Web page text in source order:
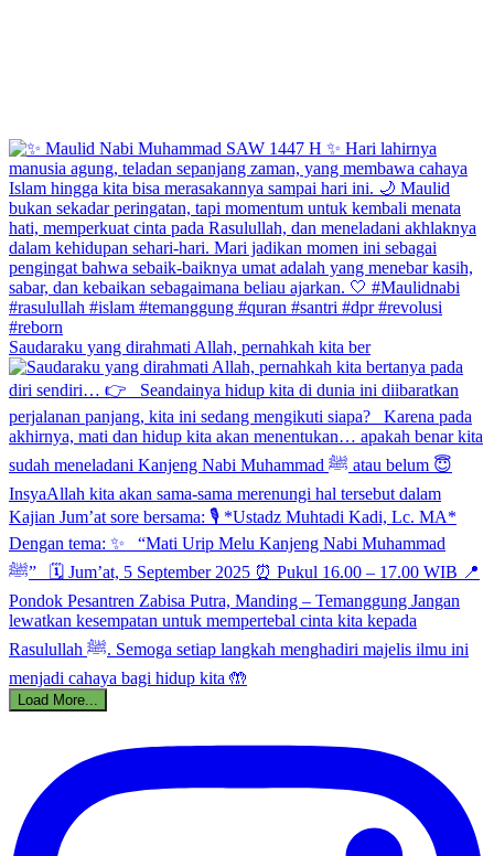
Saudaraku yang dirahmati Allah, pernahkah kita ber
Load More...